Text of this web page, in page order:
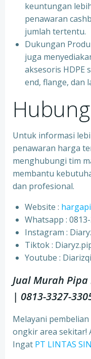
keuntungan
penawaran
jumlah tertentu.
Dukungan
juga
aksesoris HDPE
end, flange, dan
Untuk informasi
penawaran harga
menghubungi tim
membantu
dan profesional.
Website :
Whatsapp :
⁠Instagram :
⁠Tiktok :
⁠Youtube :
Jual Murah Pipa
| 0813-3327-
Melayani
ongkir area sekitar!
Ingat PT LINTAS